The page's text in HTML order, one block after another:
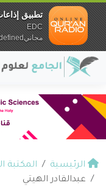
الرئيسية المكتبة
عبدالقادر الهيتي
تطبيق
EDC
مجانيundefined